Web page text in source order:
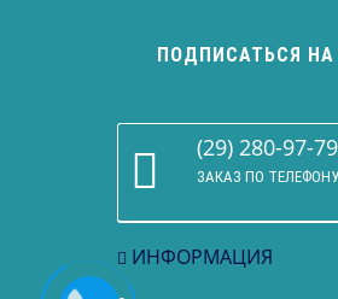
ПОДПИСАТЬСЯ
(29) 280-97-
ЗАКАЗ ПО ТЕЛЕФОНУ
ИНФОРМАЦИЯ